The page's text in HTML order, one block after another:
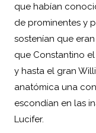
que habían
de prominentes y
sostenían que
que Constantino
y hasta el gran
anatómica una
escondían en las
Lucifer.